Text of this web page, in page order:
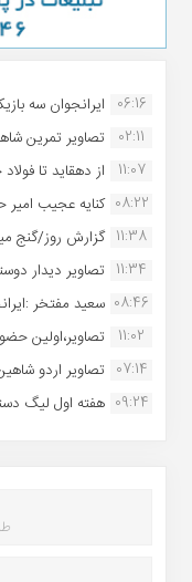
06:16 ایرانجوان سه
02:11
تصاویر تمرین
11:07
از دهقاید تا
08:22 کنایه عجیب
11:38 گزارش روز/گنج
11:34 تصاویر دیدار
08:46 سعید مفتخر
11:02
تصاویر،اولین
07:14 تصاویر اردو
09:24 هفته اول لیگ